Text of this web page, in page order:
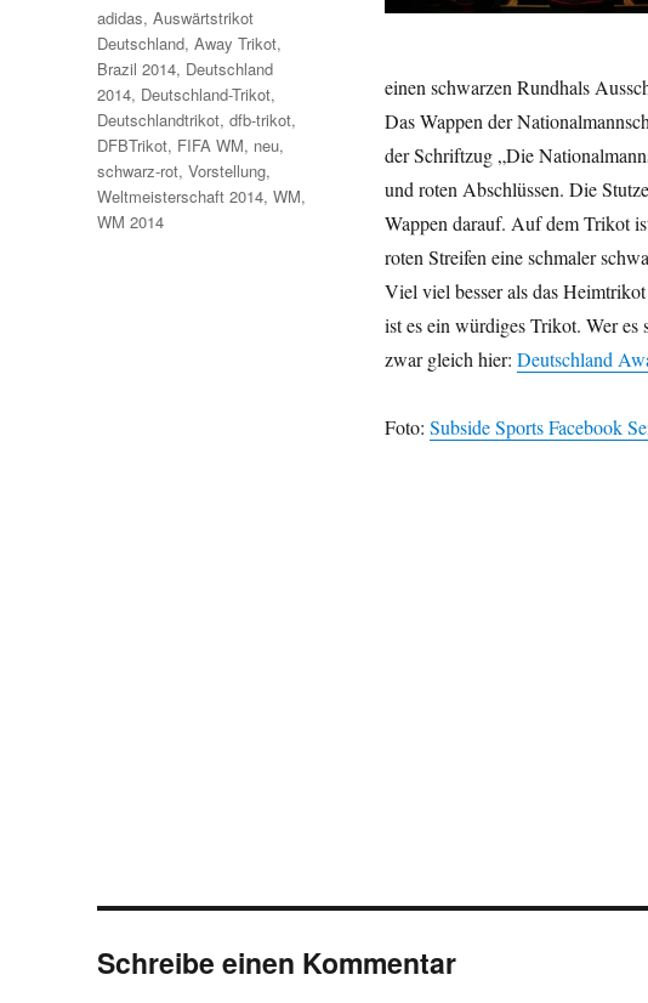
einen schwarzen Rundhals
Das Wappen der
der Schriftzug „Die
und roten Abschlüssen. Die
Wappen darauf. Auf dem Trikot
roten Streifen eine schmaler
Viel viel besser als das
ist es ein würdiges Trikot. Wer
zwar gleich hier: Deutschland
Foto: Subside Sports Facebook
Schlagwörter
adidas,Auswärtstrikot
Deutschland,Away Trikot,
Brazil 2014, Deutschland
2014, Deutschland-Trikot,
Deutschlandtrikot,dfb-trikot,
DFBTrikot, FIFA WM, neu,
schwarz-rot,Vorstellung,
Weltmeisterschaft 2014,WM,
WM 2014
Schreibe einen Kommentar